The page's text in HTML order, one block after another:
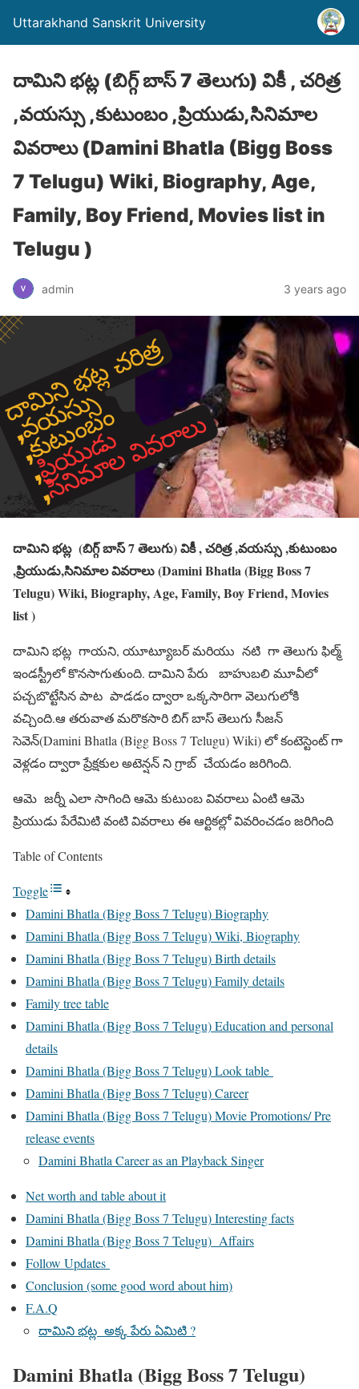
Uttarakhand Sanskrit University
దామిని భట్ల (బిగ్గ్ బాస్ 7 తెలుగు) వికీ , చరిత్ర
,వయస్సు ,కుటుంబం ,ప్రియుడు,సినిమాల
వివరాలు (Damini Bhatla (Bigg Boss
7 Telugu) Wiki, Biography, Age,
Family, Boy Friend, Movies list in
Telugu )
admin 3 years ago
దామిని భట్ల (బిగ్గ్ బాస్ 7 తెలుగు) వికీ , చరిత్ర ,వయస్సు ,కుటుంబం
,ప్రియుడు,సినిమాల వివరాలు (Damini Bhatla (Bigg Boss 7
Telugu) Wiki, Biography, Age, Family, Boy Friend, Movies
list )
దామిని భట్ల గాయని, యూట్యూబర్ మరియు నటి గా తెలుగు ఫిల్మ్
ఇండస్ట్రీలో కొనసాగుతుంది. దామిని పేరు బాహుబలి మూవీలో
పచ్చబొట్టేసిన పాట పాడడం ద్వారా ఒక్కసారిగా వెలుగులోకి
వచ్చింది.ఆ తరువాత మరొకసారి బిగ్ బాస్ తెలుగు సీజన్
సెవెన్(Damini Bhatla (Bigg Boss 7 Telugu) Wiki) లో కంటెస్టెంట్ గా
వెళ్లడం ద్వారా ప్రేక్షకుల అటెన్షన్ ని గ్రాబ్ చేయడం జరిగింది.
ఆమె జర్నీ ఎలా సాగింది ఆమె కుటుంబ వివరాలు ఏంటి ఆమె
ప్రియుడు పేరేమిటి వంటి వివరాలు ఈ ఆర్టికల్లో వివరించడం జరిగింది
Table of Contents
Toggle
Damini Bhatla (Bigg Boss 7 Telugu) Biography
Damini Bhatla (Bigg Boss 7 Telugu) Wiki, Biography
Damini Bhatla (Bigg Boss 7 Telugu) Birth details
Damini Bhatla (Bigg Boss 7 Telugu) Family details
Family tree table
Damini Bhatla (Bigg Boss 7 Telugu) Education and personal
details
Damini Bhatla (Bigg Boss 7 Telugu) Look table
Damini Bhatla (Bigg Boss 7 Telugu) Career
Damini Bhatla (Bigg Boss 7 Telugu) Movie Promotions/ Pre
release events
Damini Bhatla Career as an Playback Singer
Net worth and table about it
Damini Bhatla (Bigg Boss 7 Telugu) Interesting facts
Damini Bhatla (Bigg Boss 7 Telugu) Affairs
Follow Updates
Conclusion (some good word about him)
F.A.Q
దామిని భట్ల అక్క పేరు ఏమిటి ?
Damini Bhatla (Bigg Boss 7 Telugu)